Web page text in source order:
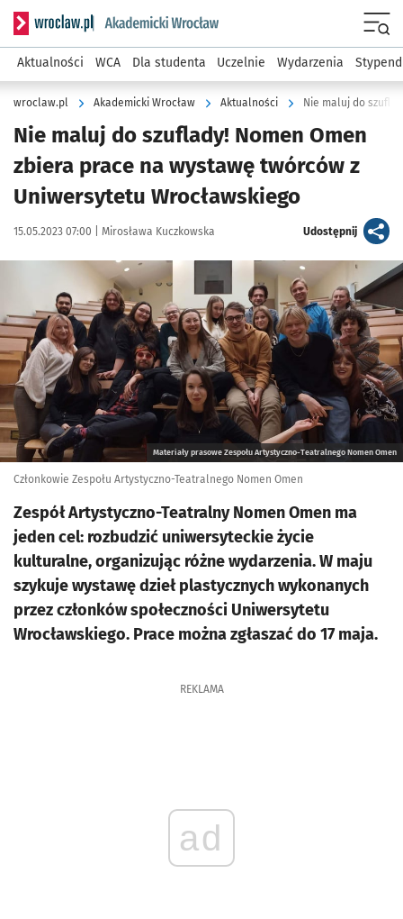
Serwis informacyjny wroclaw.pl podserwis: Akademicki
Aktualności WCA Dla studenta Uczelnie Wydarzenia
wroclaw.pl Akademicki Wrocław Aktualności
Nie maluj do szuflady! Nomen Omen
zbiera prace na wystawę twórców z
Uniwersytetu Wrocławskiego
Data publikacji:
15.05.2023 07:00 | Autor:
Mirosława Kuczkowska Udostępnijartykuł
Kliknij, aby powiększyć
Materiały prasowe Zespołu Artystyczno-Teatralnego Nomen Omen
Członkowie Zespołu Artystyczno-Teatralnego Nomen Omen
Zespół Artystyczno-Teatralny Nomen Omen ma
jeden cel: rozbudzić uniwersyteckie życie
kulturalne, organizując różne wydarzenia. W maju
szykuje wystawę dzieł plastycznych wykonanych
przez członków społeczności Uniwersytetu
Wrocławskiego. Prace można zgłaszać do 17 maja.
REKLAMA
ad